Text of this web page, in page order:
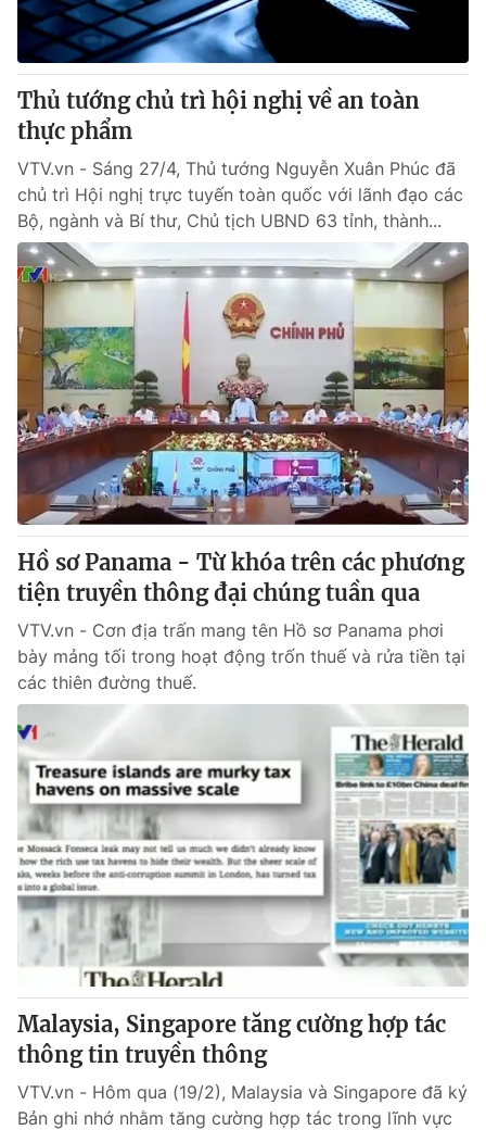
® Cấm sao chép dưới mọi hình thức nếu không có sự chấp
thuận bằng văn bản. Ghi rõ nguồn VTV.vn khi phát hành lại
thông tin từ website này.
Thủ tướng chủ trì hội nghị về an toàn
thực phẩm
VTV.vn - Sáng 27/4, Thủ tướng Nguyễn Xuân Phúc đã
chủ trì Hội nghị trực tuyến toàn quốc với lãnh đạo các
Bộ, ngành và Bí thư, Chủ tịch UBND 63 tỉnh, thành...
Hồ sơ Panama - Từ khóa trên các phương
tiện truyền thông đại chúng tuần qua
VTV.vn - Cơn địa trấn mang tên Hồ sơ Panama phơi
bày mảng tối trong hoạt động trốn thuế và rửa tiền tại
các thiên đường thuế.
Malaysia, Singapore tăng cường hợp tác
thông tin truyền thông
VTV.vn - Hôm qua (19/2), Malaysia và Singapore đã ký
Bản ghi nhớ nhằm tăng cường hợp tác trong lĩnh vực